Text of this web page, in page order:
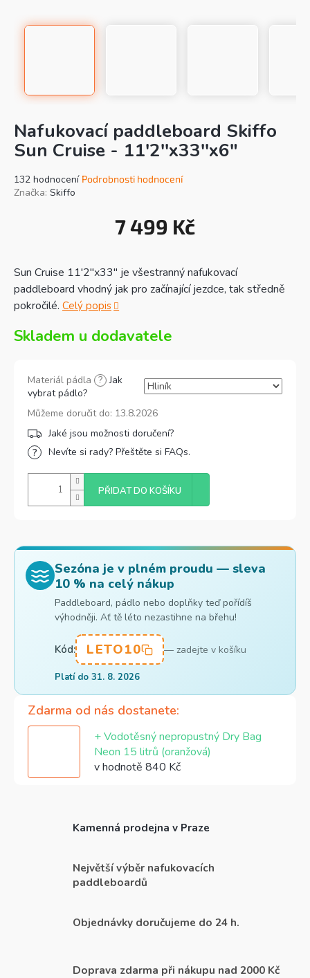
Nafukovací paddleboard Skiffo
Sun Cruise - 11'2''x33''x6"
Průměrné
hodnocení
hvězdiček.
132 hodnocení Podrobnosti hodnocení
Značka: Skiffo
7 499 Kč
Skladem u dodavatele
Materiál pádla ? Jak
vybrat pádlo?
Můžeme doručit do: 13.8.2026
Nevíte si rady? Přeštěte si FAQs.
PŘIDAT DO KOŠÍKU
Sezóna je v plném proudu — sleva
10 % na celý nákup
Paddleboard, pádlo nebo doplňky teď pořídíš
výhodněji. Ať tě léto nezastihne na břehu!
Kód: LETO10 — zadejte v košíku
Platí do 31. 8. 2026
Zdarma od nás dostanete
+ Vodotěsný nepropustný Dry Bag
Neon 15 litrů (oranžová)
v hodnotě 840 Kč
Sun Cruise 11'2"x33" je všestranný nafukovací
paddleboard vhodný jak pro začínající jezdce, tak středně
pokročilé. Celý popis
Kamenná prodejna v Praze
Největší výběr nafukovacích
paddleboardů
Objednávky doručujeme do 24 h.
Doprava zdarma při nákupu nad 2000 Kč